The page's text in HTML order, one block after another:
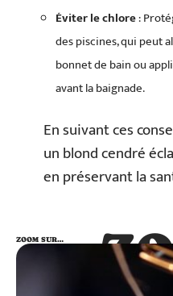
Éviter le chlore:
des piscines, qui peut
bonnet de bain ou
avant la baignade.
En suivant ces
un blond cendré
en préservant la
ZOOM SUR…